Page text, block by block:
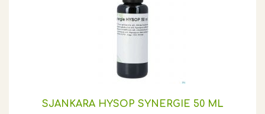
SJANKARA HYSOP SYNERGIE 50 ML